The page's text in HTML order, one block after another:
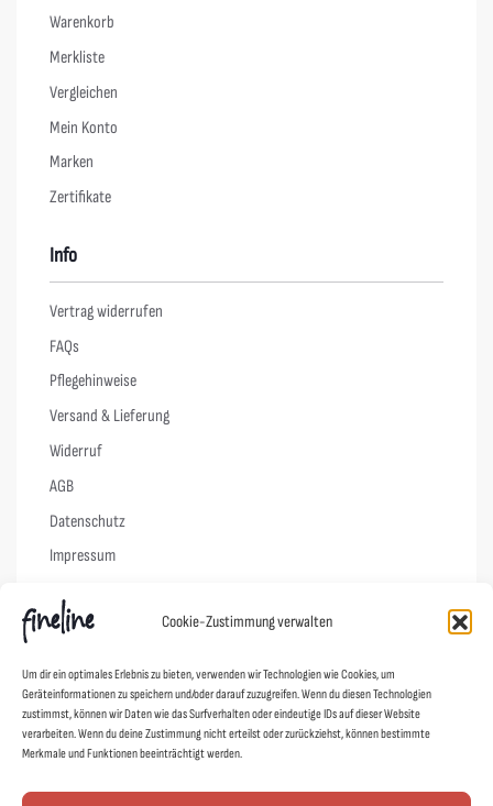
Cookie-Zustimmung verwalten
Um dir ein optimales Erlebnis zu bieten, verwenden wir Technologien wie Cookies, um
Geräteinformationen zu speichern und/oder darauf zuzugreifen. Wenn du diesen Technologien
zustimmst, können wir Daten wie das Surfverhalten oder eindeutige IDs auf dieser Website
verarbeiten. Wenn du deine Zustimmung nicht erteilst oder zurückziehst, können bestimmte
Merkmale und Funktionen beeinträchtigt werden.
Warenkorb
Merkliste
Vergleichen
Mein Konto
Marken
Zertifikate
Info
Vertrag widerrufen
FAQs
Pflegehinweise
Versand & Lieferung
Widerruf
AGB
Datenschutz
Impressum
Kontakt
Designer